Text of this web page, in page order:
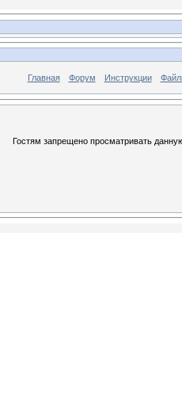
Главная Форум Инструкции
Гостям запрещено просматривать